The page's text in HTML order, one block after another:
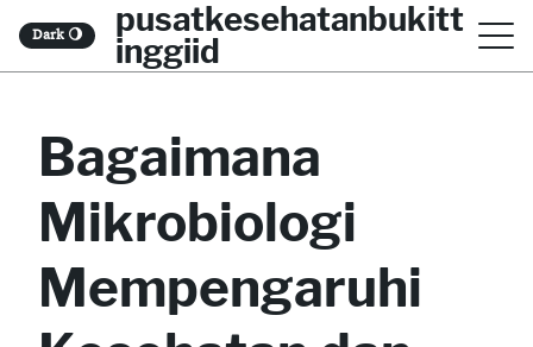
Dark 🌖 pusatkesehatanbukitt
inggiid
Bagaimana
Mikrobiologi
Mempengaruhi